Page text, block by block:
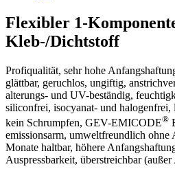
Flexibler 1-
Kleb-/Dichtstoff
Profiqualität, sehr hohe
glättbar, geruchlos, ungiftig,
alterungs- und UV-beständig,
siliconfrei, isocyanat- und halogenfrei,
kein Schrumpfen, GEV-EMICODE®
emissionsarm, umweltfreundlich
Monate haltbar, höhere
Auspressbarkeit, überstreichbar